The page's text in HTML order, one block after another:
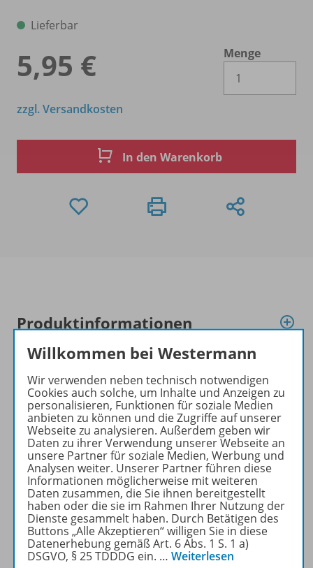
Lieferbar
5,95 €
Menge
zzgl. Versandkosten
In den Warenkorb
Produktinformationen
Beschreibung
Zugehörige Produkte
Inhaltsverzeichnis
Empfehlungen der Redaktion
Willkommen bei Westermann
Wir verwenden neben technisch notwendigen
Cookies auch solche, um Inhalte und Anzeigen zu
personalisieren, Funktionen für soziale Medien
anbieten zu können und die Zugriffe auf unserer
Webseite zu analysieren. Außerdem geben wir
Daten zu ihrer Verwendung unserer Webseite an
unsere Partner für soziale Medien, Werbung und
Analysen weiter. Unserer Partner führen diese
Informationen möglicherweise mit weiteren
Daten zusammen, die Sie ihnen bereitgestellt
haben oder die sie im Rahmen Ihrer Nutzung der
Dienste gesammelt haben. Durch Betätigen des
Buttons „Alle Akzeptieren“ willigen Sie in diese
Datenerhebung gemäß Art. 6 Abs. 1 S. 1 a)
DSGVO, § 25 TDDDG ein. … Weiterlesen